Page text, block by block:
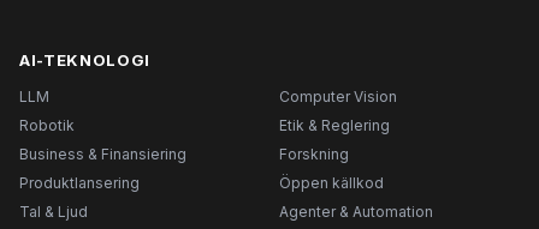
AI-TEKNOLOGI
LLM
Computer Vision
Robotik
Etik & Reglering
Business & Finansiering
Forskning
Produktlansering
Öppen källkod
Tal & Ljud
Agenter & Automation